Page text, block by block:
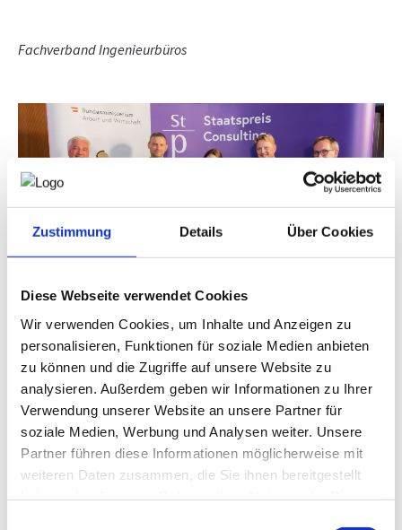
Zustimmung Details Über Cookies
Diese Webseite verwendet Cookies
Wir verwenden Cookies, um Inhalte und Anzeigen zu
personalisieren, Funktionen für soziale Medien anbieten
zu können und die Zugriffe auf unsere Website zu
analysieren. Außerdem geben wir Informationen zu Ihrer
Verwendung unserer Website an unsere Partner für
soziale Medien, Werbung und Analysen weiter. Unsere
Partner führen diese Informationen möglicherweise mit
weiteren Daten zusammen, die Sie ihnen bereitgestellt
Fachverband Ingenieurbüros